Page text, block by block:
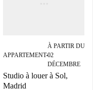
APPARTEMENT■
À PARTIR DU
02
DÉCEMBRE
Studio à louer à Sol,
Madrid